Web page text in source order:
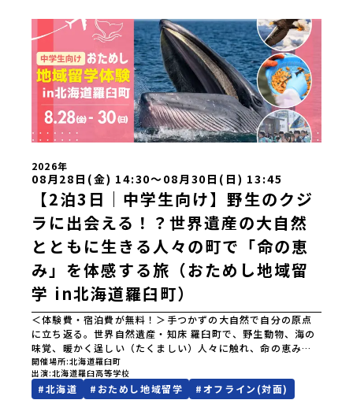
夕張高等学校北海道松前高等学校北海道知内高等学校北海道
上ノ国高等学校北海道奥尻高等学校ニセコ国際高等学校北海
道おといねっぷ美術工芸高等学校北海道幌加内高等学校北海
道苫前商業高等学校北海道斜里高等学校北海道湧別高等学校
北海道大空高等学校北海道平取高等学校北海道上士幌高等学
校北海道大樹高等学校北海道池田高等学校北海道白糠高等学
校北海道標津高等学校北海道羅臼高等学校北海道佐呂間高等
学校北海道雄武高等学校北海道月形高等学校 東北 青森県
立三戸高等学校青森県立名久井農業高等学校岩手県立沼宮内
県立岩泉高等学校岩手県立種市高等学校宮城県中新田高等学
校秋田県立男鹿海洋高等学校秋田県立矢島高等学校秋田県立
角館高等学校秋田県立鹿角高等学校山形県立谷地高等学校山
形県立長井工業高等学校山形県立新庄神室産業高等学校金山
校山形県立高畠高等学校山形県立小国高等学校福島県立川俣
高等学校福島県立只見高等学校福島県立猪苗代高等学校福島
県立川口高等学校 関東 茨城県立大子清流高等学校 中
部 新潟県立村上高等学校新潟県立佐渡高等学校新潟県立佐
渡総合高等学校新潟県立羽茂高等学校新潟県立加茂農林高等
学校新潟県立国際情報高等学校石川県立能登高等学校福井県
立若狭高等学校長野県木曽青峰高等学校長野県白馬高等学校
富山県立氷見高等学校静岡県立伊豆総合高等学校土肥分校静
岡県立浜松湖北高等学校佐久間分校 近畿 五條市立西吉野
農業高等学校和歌山県立串本古座高等学校 中国・四国 島
根県立横田高等学校島根県立島根中央高等学校島根県立矢上
高等学校島根県立隠岐島前高等学校岡山県立勝山高等学校
蒜山校地広島県立加計高等学校芸北分校広島県立大崎海星高
等学校愛媛県立南宇和高等学校愛媛県立宇和島南高等学校(宇
2026年
08月28日(金) 14:30〜08月30日(日) 13:45
【2泊3日｜中学生向け】野生のクジ
ラに出会える！？世界遺産の大自然
とともに生きる人々の町で「命の恵
み」を体感する旅（おためし地域留
学 in北海道羅臼町）
＜体験費・宿泊費が無料！＞手つかずの大自然で自分の原点
に立ち返る。世界自然遺産・知床 羅臼町で、野生動物、海の
味覚、暖かく逞しい（たくましい）人々に触れ、命の恵みと
ともにある暮らしを体験してみませんか？「地元以外の暮ら
しや文化が気になる。いつか留学してみたい！」「自分の進
学や将来の可能性をもっとひらきたい！ 」「自然や生き物が
開催場所 北海道羅臼町
出演 北海道羅臼高等学校
#北海道 # おためし地域留学 #オフライン(対面)